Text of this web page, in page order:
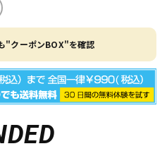
"クーポンBOX"を確認